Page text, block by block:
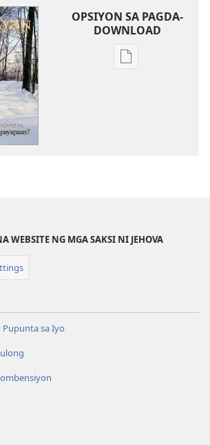
OPSIYON SA PAGDA-
DOWNLOAD
Opsiyon
SA
2000
WEBSITE NG MGA SAKSI NI JEHOVA
sa Iyo